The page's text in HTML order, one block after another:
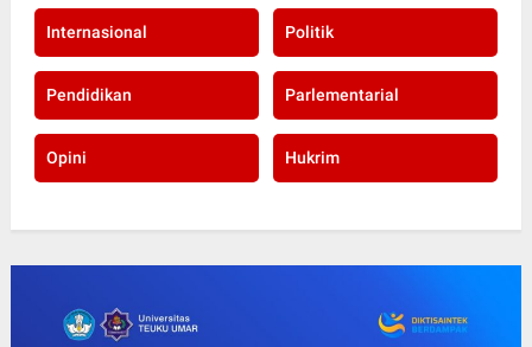
Internasional Politik
Pendidikan Parlementarial
Opini Hukrim